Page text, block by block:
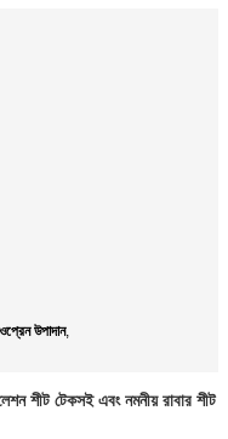
উপাদান,
শীট টেকসই এবং নমনীয় রাবার শীট